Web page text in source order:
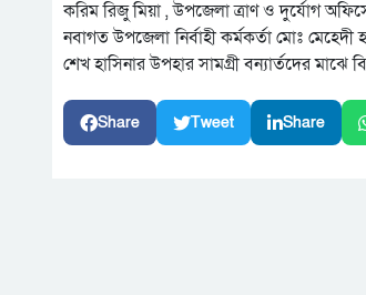
করিম রিজু মিয়া , উপজেলা ত্রাণ ও দুর্যোগ
নবাগত উপজেলা নির্বাহী কর্মকর্তা মোঃ মেহেদী
শেখ হাসিনার উপহার সামগ্রী বন্যার্তদের
Share Tweet Share